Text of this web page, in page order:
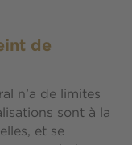
de
n’a de limites
sont à la
et se